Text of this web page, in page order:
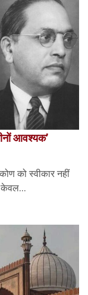
आवश्यक’
को स्वीकार नहीं
केवल...